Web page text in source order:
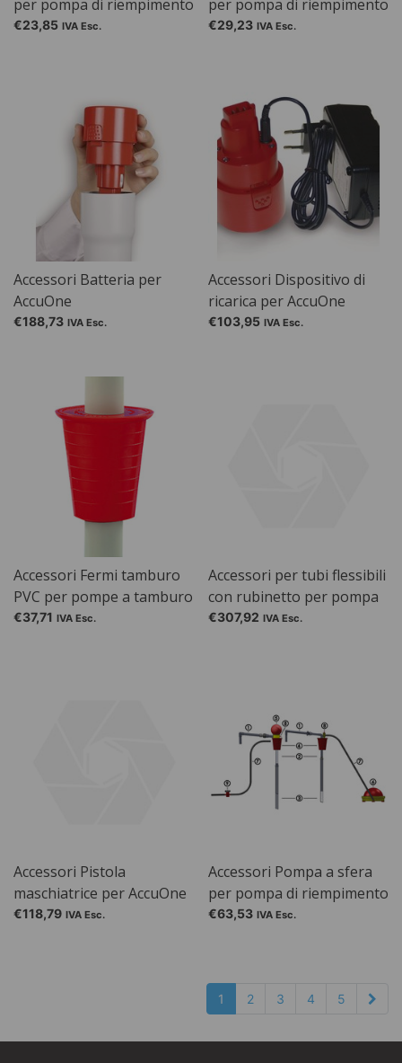
per pompa di riempimento
OTAL® PP e PVDF, 12 mm
€23,85 IVA Esc.
per pompa di riempimento
OTAL® PP e PVDF, 18 mm
€29,23 IVA Esc.
Accessori Batteria per
AccuOne
€188,73 IVA Esc.
Accessori Dispositivo di
ricarica per AccuOne
€103,95 IVA Esc.
Accessori Fermi tamburo
PVC per pompe a tamburo
PP / PTFE / AccuOne /
€37,71 IVA Esc.
Accessori per tubi flessibili
con rubinetto per pompa
solvente SEKUROKA®
€307,92 IVA Esc.
Accessori Pistola
maschiatrice per AccuOne
ed EnergyOne
€118,79 IVA Esc.
Accessori Pompa a sfera
per pompa di riempimento
OTAL® PP e PVDF, con
€63,53 IVA Esc.
1 2 3 4 5